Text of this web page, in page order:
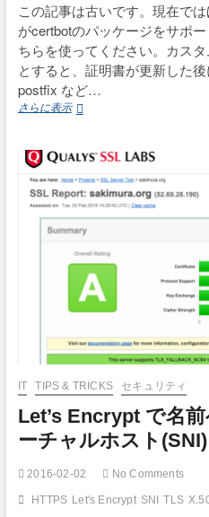
この記事は古いです。現在で
がcertbotのパッケージをサポ
ちらを使ってください。カス
とすると、証明書が更新した
postfix など…
さらに表示Let’s
ら
た
め
certbot
で
SSL
証
明
イ
ン
ト
ー
ル
IT TIPS & TRICKS セキュリティ
Let’s Encrypt で名
ーチャルホスト
2016-02-02 No Comments
HTTPS Let's Encrypt SNI TLS